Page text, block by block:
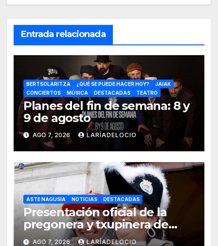
Entrada relacionada
BERTSOLARITZA ¿QUÉ SE PUEDE HACER HOY?
JAIAK
CONCIERTOS
MÚSICA DESTACADAS TEATRO
Planes del fin de semana: 8 y
9 de agosto
AGO 7, 2026 LARÍADELOCIO
ASTE NAGUSIA NOTICIAS DESTACADAS
Presentación oficial de la
pregonera y txupinera de
Aste Nagusia 2026
AGO 7, 2026 LARÍADELOCIO